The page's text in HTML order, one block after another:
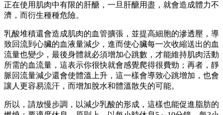
正在使用肌肉中有限的肝醣，一旦肝醣用盡，就會造成體力不
濟，而衍生種種危險。
乳酸堆積還會造成肌肉的血管擴張，並提高細胞的滲透壓，導
致回流到心臟的血液量減少，進而使心臟每一次收縮送出的血
流量也變少，最後身體就必須增加心跳數，才能維持肌肉活動
所需的血流量，這表示你很快就會感覺爬得很費勁；再者，靜
脈回流量減少還會使體溫上升，這一樣會導致心跳增加，也會
讓人更容易流汗，而增加脫水和體溫散失的可能。
所以，請放慢步調，以減少乳酸的形成，這樣也能促進脂肪的